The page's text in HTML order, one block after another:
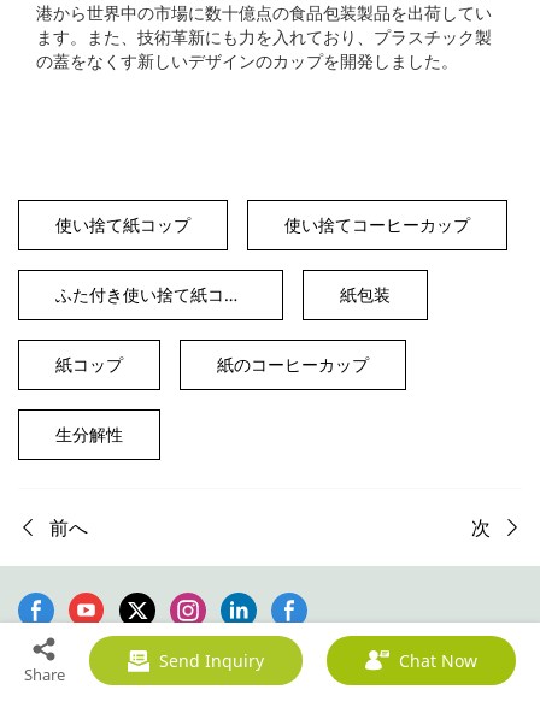
港から世界中の市場に数十億点の食品包装製品を出荷してい
ます。また、技術革新にも力を入れており、プラスチック製
の蓋をなくす新しいデザインのカップを開発しました。
使い捨て紙コップ 使い捨てコーヒーカップ
ふた付き使い捨て紙コップ 紙包装
紙コップ 紙のコーヒーカップ
生分解性
前へ 次
サイトマップ
Share
Send Inquiry Chat Now